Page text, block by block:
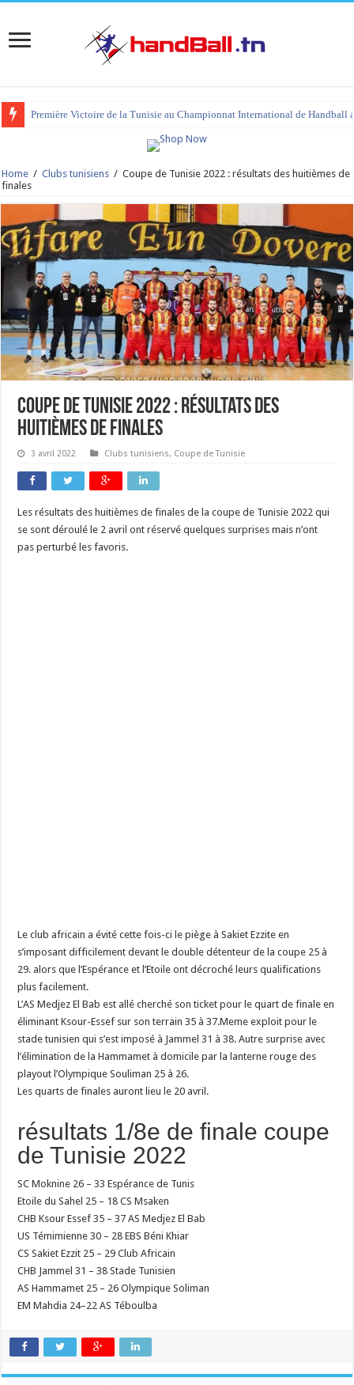
Première Victoire de la Tunisie au Championnat International de Handball
tournoi international Hammamet 2023 : programme et liste des joueurs
Home / Clubs tunisiens / Coupe de Tunisie 2022 : résultats des huitièmes de
finales
Coupe de Tunisie 2022 : résultats des
huitièmes de finales
3 avril 2022 Clubs tunisiens, Coupe de Tunisie
Les résultats des huitièmes de finales de la coupe de Tunisie 2022 qui
se sont déroulé le 2 avril ont réservé quelques surprises mais n’ont
pas perturbé les favoris.
Le club africain a évité cette fois-ci le piège à Sakiet Ezzite en
s’imposant difficilement devant le double détenteur de la coupe 25 à
29. alors que l’Espérance et l’Etoile ont décroché leurs qualifications
plus facilement.
L’AS Medjez El Bab est allé cherché son ticket pour le quart de finale en
éliminant Ksour-Essef sur son terrain 35 à 37.Meme exploit pour le
stade tunisien qui s’est imposé à Jammel 31 à 38. Autre surprise avec
l’élimination de la Hammamet à domicile par la lanterne rouge des
playout l’Olympique Souliman 25 à 26.
Les quarts de finales auront lieu le 20 avril.
résultats 1/8e de finale coupe
de Tunisie 2022
SC Moknine 26 – 33 Espérance de Tunis
Etoile du Sahel 25 – 18 CS Msaken
CHB Ksour Essef 35 – 37 AS Medjez El Bab
US Témimienne 30 – 28 EBS Béni Khiar
CS Sakiet Ezzit 25 – 29 Club Africain
CHB Jammel 31 – 38 Stade Tunisien
AS Hammamet 25 – 26 Olympique Soliman
EM Mahdia 24–22 AS Téboulba